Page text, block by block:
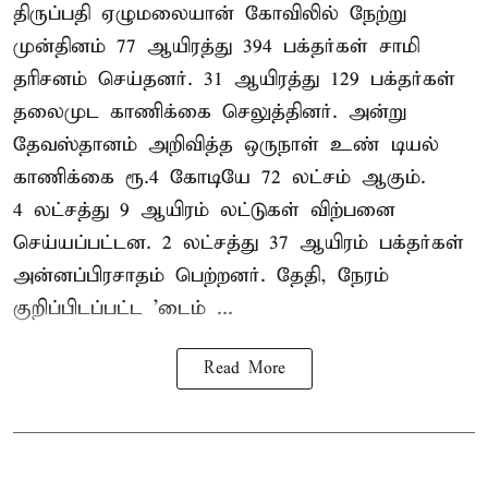
திருப்பதி ஏழுமலையான் கோவிலில் நேற்று
முன்தினம் 77 ஆயிரத்து 394 பக்தர்கள் சாமி
தரிசனம் செய்தனர். 31 ஆயிரத்து 129 பக்தர்கள்
தலைமுட காணிக்கை செலுத்தினர். அன்று
தேவஸ்தானம் அறிவித்த ஒருநாள் உண் டியல்
காணிக்கை ரூ.4 கோடியே 72 லட்சம் ஆகும்.
4 லட்சத்து 9 ஆயிரம் லட்டுகள் விற்பனை
செய்யப்பட்டன. 2 லட்சத்து 37 ஆயிரம் பக்தர்கள்
அன்னப்பிரசாதம் பெற்றனர். தேதி, நேரம்
குறிப்பிடப்பட்ட 'டைம் ...
Read More